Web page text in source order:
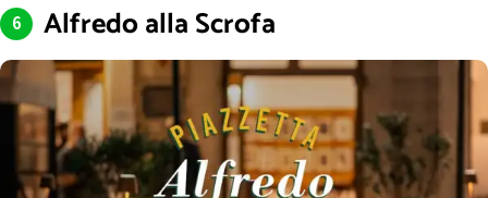
Alfredo alla Scrofa